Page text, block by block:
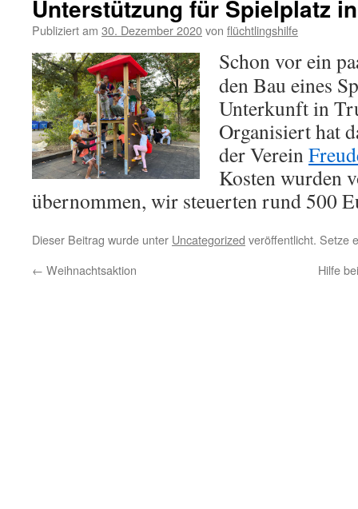
Unterstützung für Spielplatz
Publiziert am 30. Dezember 2020von flüchtlingshilfe
Schon vor ein
den Bau eines
Unterkunft in
Organisiert hat
der Verein
Kosten wurden
übernommen, wir steuerten rund 500
Dieser Beitrag wurde unter Uncategorized veröffentlicht. Setze
← Weihnachtsaktion Hilfe